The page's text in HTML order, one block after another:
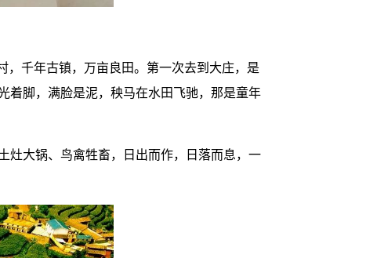
，千年古镇，万亩良田。第一次去到大庄，是
着脚，满脸是泥，秧马在水田飞驰，那是童年
灶大锅、鸟禽牲畜，日出而作，日落而息，一